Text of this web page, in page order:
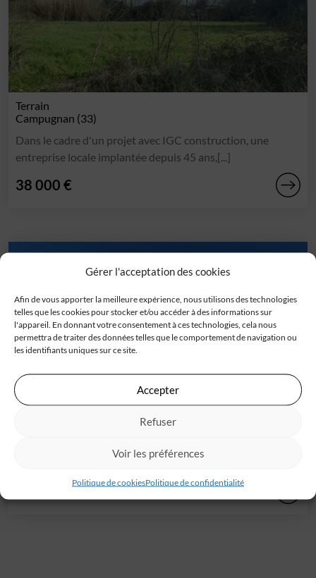
Gérer l'acceptation des cookies
Afin de vous apporter la meilleure expérience, nous utilisons des technologies
telles que les cookies pour stocker et/ou accéder à des informations sur
l'appareil. En donnant votre consentement à ces technologies, cela nous
permettra de traiter des données telles que le comportement de navigation ou
les identifiants uniques sur ce site.
Accepter
Refuser
Voir les préférences
Politique de cookiesPolitique de confidentialité
Terrain
Campugnan (33)
Dans le cadre d'un projet avec IGC construction, une
entreprise locale implantée depuis 45 ans,[...]
38 000 €
Terrain en vente pour votre projet de construction avec
IGC et en direct propriétaire ![...]